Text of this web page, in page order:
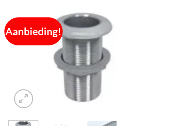
Aanbieding!